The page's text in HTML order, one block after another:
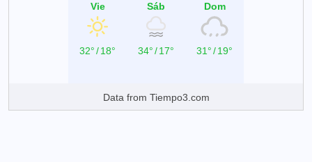
Vie
32°/18°
Sáb
34°/17°
Dom
31°/19°
Data from Tiempo3.com